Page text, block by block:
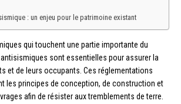
: un enjeu pour le patrimoine existant
qui touchent une partie importante du
sont essentielles pour assurer la
et de leurs occupants. Ces réglementations
les principes de conception, de construction et
afin de résister aux tremblements de terre.